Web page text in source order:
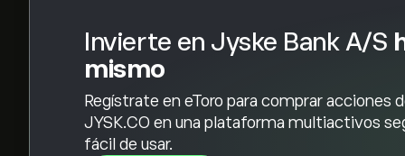
Invierte en Jyske Bank A/S
mismo
Regístrate en eToro para comprar acciones
JYSK.CO en una plataforma multiactivos
fácil de usar.